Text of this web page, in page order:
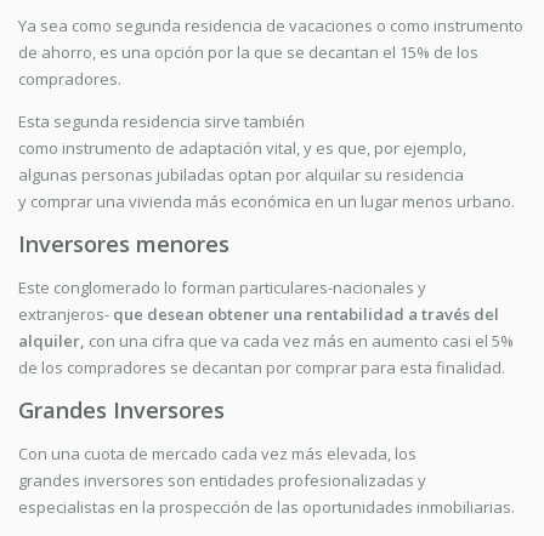
Ya sea como segunda residencia de vacaciones o como instrumento
de ahorro, es una opción por la que se decantan el 15% de los
compradores.
Esta segunda residencia sirve también
como instrumento de adaptación vital, y es que, por ejemplo,
algunas personas jubiladas optan por alquilar su residencia
y comprar una vivienda más económica en un lugar menos urbano.
Inversores menores
Este conglomerado lo forman particulares-nacionales y
extranjeros- que desean obtener una rentabilidad a través del
alquiler, con una cifra que va cada vez más en aumento casi el 5%
de los compradores se decantan por comprar para esta finalidad.
Grandes Inversores
Con una cuota de mercado cada vez más elevada, los
grandes inversores son entidades profesionalizadas y
especialistas en la prospección de las oportunidades inmobiliarias.